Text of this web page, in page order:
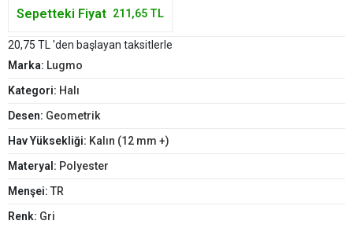
Sepetteki Fiyat 211,65 TL
20,75 TL 'den başlayan taksitlerle
Marka: Lugmo
Kategori: Halı
Desen: Geometrik
Hav Yüksekliği: Kalın (12 mm +)
Materyal: Polyester
Menşei: TR
Renk: Gri